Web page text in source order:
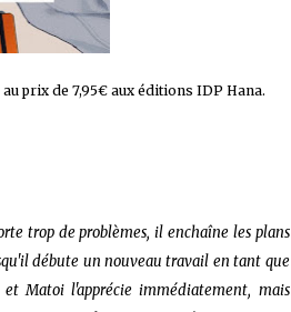
prix de 7,95€ aux éditions IDP Hana.
trop de problèmes, il enchaîne les plans
débute un nouveau travail en tant que
Matoi l'apprécie immédiatement, mais